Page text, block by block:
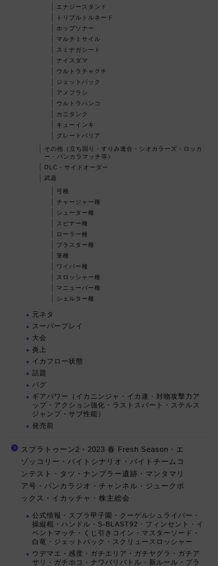
エナジースタンド
トリプルトルネード
ホップソナー
マルチミサイル
スミナガシート
ナイスダマ
ウルトラチャクチ
ジェットパック
アメフラシ
ウルトラハンコ
カニタンク
キューインキ
グレートバリア
その他（立ち回り・すりみ連合・シオカラーズ・ロッカ
ー・バンカラマッチ等）
DLC・サイドオーダー
武器
弓種
チャージャー種
シューター種
スピナー種
ローラー種
ブラスター種
筆種
ワイパー種
スロッシャー種
マニューバー種
シェルター種
元ネタ
スーパープレイ
大会
炎上
イカフロー状態
話題
バグ
ギアパワー（イカニンジャ・イカ速・対物攻撃力ア
ップ・アクション強化・ラストスパート・ステルス
ジャンプ・サブ性能）
発売前
スプラトゥーン2・2023 春 Fresh Season・エ
ゾッコリー・バイトシナリオ・バイトチームコ
ンテスト・タツ・ナンプラー遺跡・マンタマリ
ア号・バンカラジオ・チャンネル・ジュークボ
ックス・イカッチャ・株主総会
公式情報・スプラ甲子園・クーゲルシュライバー・
操縦棍・ハンドル・S-BLAST92・フィンセント・イ
ベントマッチ・くじ引きコイン・マスターソード・
白竜・ジェットパック・スクリュースロッシャー
ウデマエ・感度・ガチエリア・ガチヤグラ・ガチア
サリ・ガチホコ・ナワバリバトル・新ルール・プラ